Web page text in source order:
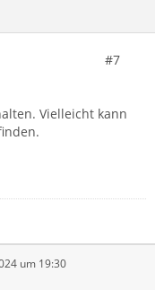
#7
Vielleicht kann
um 19:30